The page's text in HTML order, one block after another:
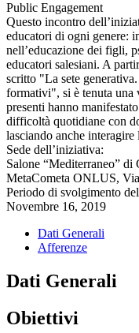
Public Engagement
Questo incontro
educatori di ogni genere:
nell’educazione dei figli,
educatori salesiani. A
scritto "La sete
formativi", si è tenuta una
presenti hanno
difficoltà quotidiane con
lasciando anche interagire
Sede dell’iniziativa:
Salone “Mediterraneo” di
MetaCometa ONLUS,
Periodo di svolgimento
Novembre 16, 2019
Dati Generali
Afferenze
Dati Generali
Obiettivi